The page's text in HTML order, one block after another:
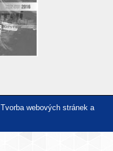
Tvorba webových stráneka